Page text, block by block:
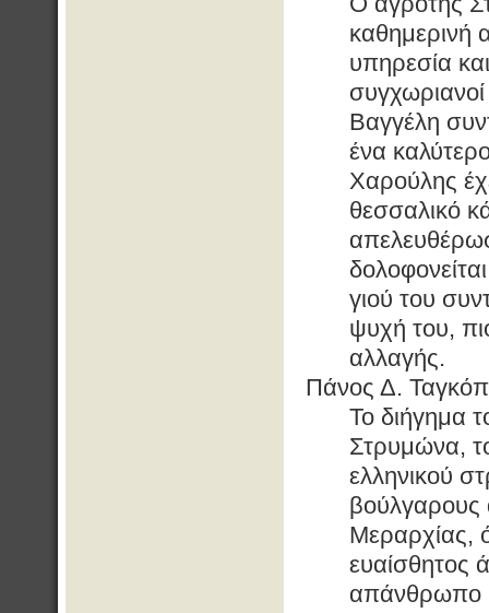
καθημερινή
υπηρεσία
Βαγγέλη
ένα
Χαρούλης
θεσσαλικό
γιού του
ψυχή του,
αλλαγής.
Πάνος Δ.
Το διήγημα
Στρυμώνα,
ελληνικού
βούλγαρους
Μεραρχίας,
ευαίσθητος
απάνθρωπο